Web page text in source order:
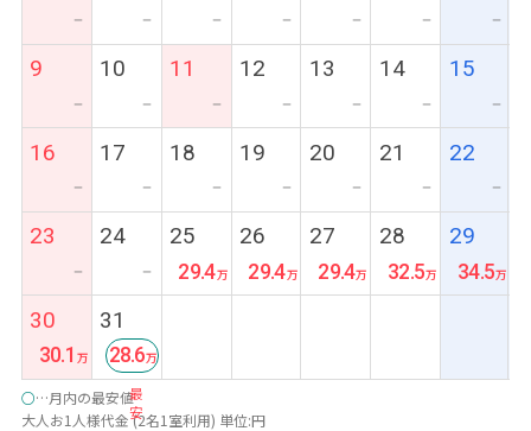
ー ー ー ー ー ー ー
9
ー
10
ー
11
ー
12
ー
13
ー
14
ー
15
ー
16
ー
17
ー
18
ー
19
ー
20
ー
21
ー
22
ー
23
ー
24
ー
25
29.4
26
29.4
27
29.4
28
32.5
29
34.5
30
30.1
31
最
安
28.6
○…月内の最安値
大人お1人様代金 (2名1室利用) 単位:円